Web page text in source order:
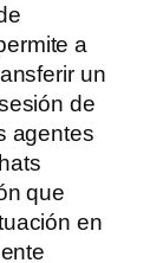
a
un
de
agentes
que
en